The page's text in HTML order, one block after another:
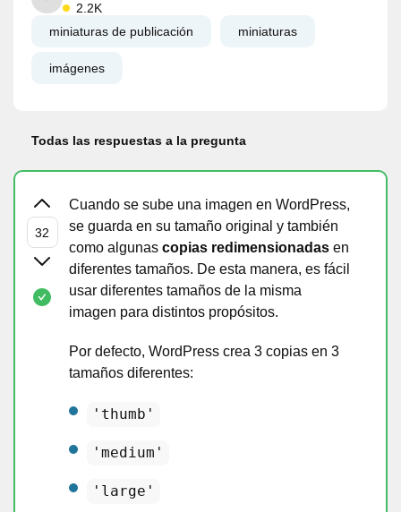
2.2K
miniaturas de publicación
miniaturas
imágenes
Todas las respuestas a la pregunta
Cuando se sube una imagen en WordPress,
se guarda en su tamaño original y también
como algunas copias redimensionadas en
diferentes tamaños. De esta manera, es fácil
usar diferentes tamaños de la misma
imagen para distintos propósitos.
Por defecto, WordPress crea 3 copias en 3
tamaños diferentes:
'thumb'
'medium'
'large'